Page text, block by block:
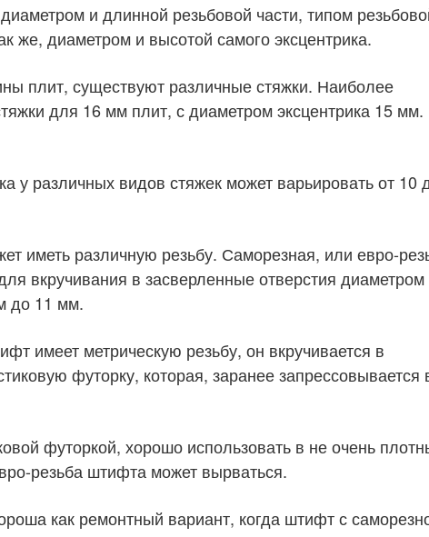
и длинной резьбовой части, типом
же, диаметром и высотой самого эксцентрика.
плит, существуют различные стяжки. Наиболее
для 16 мм плит, с диаметром эксцентрика 15 мм.
у различных видов стяжек может варьировать от 10
иметь различную резьбу. Саморезная, или евро-
вкручивания в засверленные отверстия
до 11 мм.
имеет метрическую резьбу, он вкручивается в
футорку, которая, заранее запрессовывается
футоркой, хорошо использовать в не очень
резьба штифта может вырваться.
как ремонтный вариант, когда штифт с